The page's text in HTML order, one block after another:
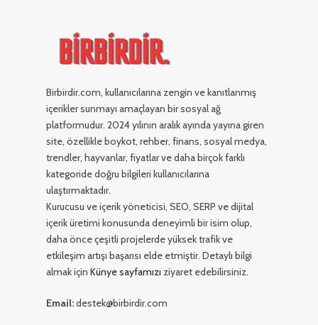
Birbirdir.com, kullanıcılarına zengin ve kanıtlanmış
içerikler sunmayı amaçlayan bir sosyal ağ
platformudur. 2024 yılının aralık ayında yayına giren
site, özellikle boykot, rehber, finans, sosyal medya,
trendler, hayvanlar, fiyatlar ve daha birçok farklı
kategoride doğru bilgileri kullanıcılarına
ulaştırmaktadır.
Kurucusu ve içerik yöneticisi, SEO, SERP ve dijital
içerik üretimi konusunda deneyimli bir isim olup,
daha önce çeşitli projelerde yüksek trafik ve
etkileşim artışı başarısı elde etmiştir. Detaylı bilgi
almak içinKünye sayfamızı ziyaret edebilirsiniz.
Email:destek@birbirdir.com